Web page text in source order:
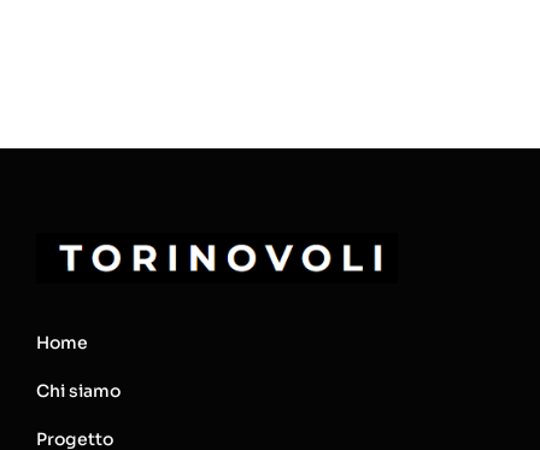
Home
Chi siamo
Progetto